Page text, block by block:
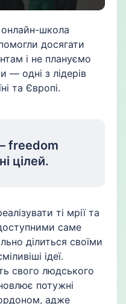
школа
досягати
і не плануємо
— одні з лідерів
та Європі.
freedom
цілей.
ті мрії та
саме
ділиться своїми
ідеї.
свого людського
потужні
адже